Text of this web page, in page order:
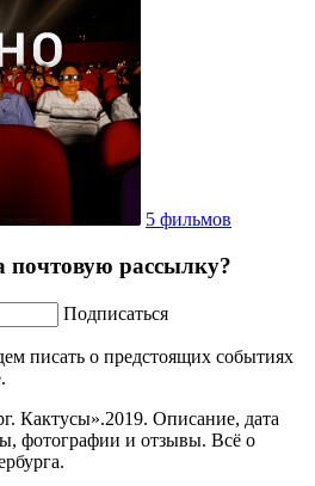
5 фильмов
почтовую рассылку?
Подписаться
писать о предстоящих событиях
Кактусы».2019. Описание, дата
фотографии и отзывы. Всё о